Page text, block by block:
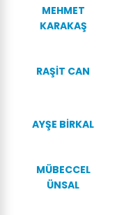
MEHMET
KARAKAŞ
RAŞİT CAN
AYŞE BİRKAL
MÜBECCEL
ÜNSAL